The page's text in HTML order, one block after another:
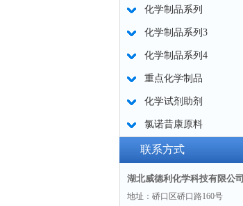
化学制品系列
化学制品系列3
化学制品系列4
重点化学制品
化学试剂助剂
氯诺昔康原料
联系方式
湖北威德利化学科技有限公司
地址：硚口区硚口路160号